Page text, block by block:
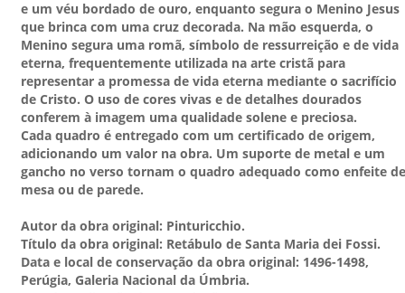
e um véu bordado de ouro, enquanto segura o Menino Jesus
que brinca com uma cruz decorada. Na mão esquerda, o
Menino segura uma romã, símbolo de ressurreição e de vida
eterna, frequentemente utilizada na arte cristã para
representar a promessa de vida eterna mediante o sacrifício
de Cristo. O uso de cores vivas e de detalhes dourados
conferem à imagem uma qualidade solene e preciosa.
Cada quadro é entregado com um certificado de origem,
adicionando um valor na obra. Um suporte de metal e um
gancho no verso tornam o quadro adequado como enfeite de
mesa ou de parede.
Autor da obra original: Pinturicchio.
Título da obra original: Retábulo de Santa Maria dei Fossi.
Data e local de conservação da obra original: 1496-1498,
Perúgia, Galeria Nacional da Úmbria.